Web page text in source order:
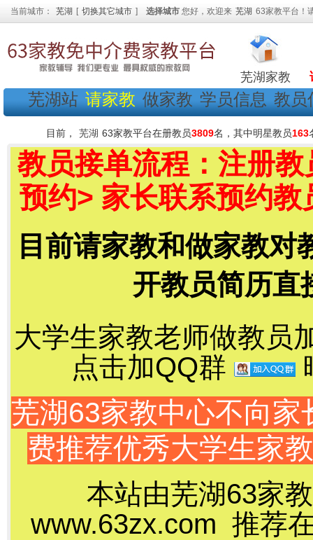
当前城市： 芜湖 [ 切换其它城市 ] 选择城市 您好，欢迎来 芜湖 63家教平台！
芜湖家教
芜湖站 请家教 做家教 学员信息 教员
目前， 芜湖 63家教平台在册教员3809名，其中明星教员163
教员接单流程：注册
预约> 家长联系预约
目前请家教和做家教
开教员简历直
大学生家教老师做教员
点击加QQ群
芜湖63家教中心不向
费推荐优秀大学生家
本站由芜湖63家
www.63zx.com 推荐